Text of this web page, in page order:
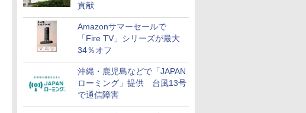
貢献
Amazonサマーセールで
「Fire TV」シリーズが最大
34％オフ
沖縄・鹿児島などで「JAPAN
ローミング」提供 台風13号
で通信障害